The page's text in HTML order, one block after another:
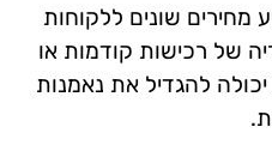
מחירים שונים ללקוחות
של רכישות קודמות או
להגדיל את נאמנות